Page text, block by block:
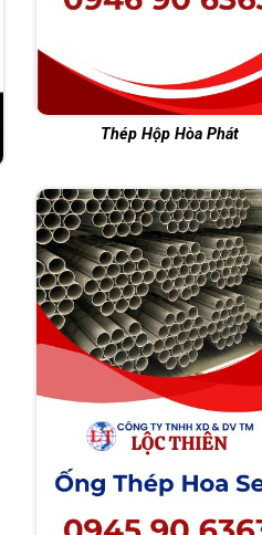
Thép Hộp Hòa Phát